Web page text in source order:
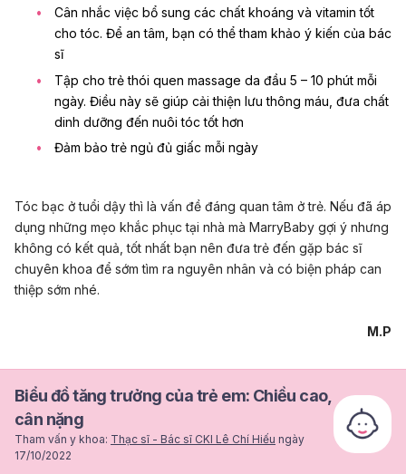
Cân nhắc việc bổ sung các chất khoáng và vitamin tốt
cho tóc. Để an tâm, bạn có thể tham khảo ý kiến của bác
sĩ
Tập cho trẻ thói quen massage da đầu 5 – 10 phút mỗi
ngày. Điều này sẽ giúp cải thiện lưu thông máu, đưa chất
dinh dưỡng đến nuôi tóc tốt hơn
Đảm bảo trẻ ngủ đủ giấc mỗi ngày
Tóc bạc ở tuổi dậy thì là vấn đề đáng quan tâm ở trẻ. Nếu đã áp
dụng những mẹo khắc phục tại nhà mà MarryBaby gợi ý nhưng
không có kết quả, tốt nhất bạn nên đưa trẻ đến gặp bác sĩ
chuyên khoa để sớm tìm ra nguyên nhân và có biện pháp can
thiệp sớm nhé.
M.P
Biểu đồ tăng trưởng của trẻ em: Chiều cao,
cân nặng
Tham vấn y khoa: Thạc sĩ - Bác sĩ CKI Lê Chí Hiếu ngày
17/10/2022